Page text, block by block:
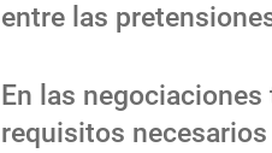
entre las
En las
requisitos